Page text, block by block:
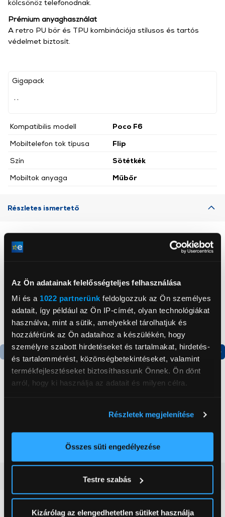
Az Ön adatainak felelősségteljes felhasználása
Mi és a 1022 partnerünk feldolgozzuk az Ön személyes
adatait, így például az Ön IP-címét, olyan technológiákat
használva, mint a sütik, amelyekkel tárolhatjuk és
hozzáférünk az Ön adataihoz a készülékén, hogy
személyre szabott hirdetéseket és tartalmakat, hirdetés-
és tartalommérést, közönségbetekintéseket, valamint
termékfejlesztéseket biztosíthassunk Önnek. Ön dönt
arról, hogy ki használja az adatait és milyen célra.
elhelyezkedéséről pár méteres pontossággal
Az Ön készülékén beazonosítása annak konkrét
módjairól és adja meg preferenciáit aRészletek
pontban. Bármikor módosíthatja vagy visszavonhatja a
Sütinyilatkozathoz való hozzájárulását.
Részletek megjelenítése
Összes süti engedélyezése
Testre szabás
Kizárólag az elengedhetetlen sütiket használja
Gigapack
Kompatibilis modell
Poco F6
Mobiltelefon tok típusa
Flip
Szín
Sötétkék
Mobiltok anyaga
Műbőr
kölcsönöz telefonodnak.
Prémium anyaghasználat
A retro PU bőr és TPU kombinációja stílusos és tartós
védelmet biztosít.
Részletes ismertető
199 999 Ft
Termék adatlap
Alulfagyasztós
kombinált hűtőszekrény
179 999 Ft
(0)